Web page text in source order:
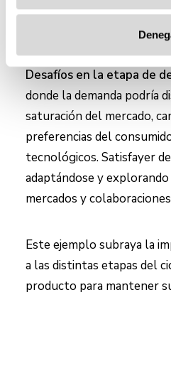
en la industria, pero
mantener su éxito y evitar
requiere continua
Desafíos en la etapa de
donde la demanda podría
saturación del mercado,
preferencias del
tecnológicos. Satisfayer
adaptándose y
mercados y
Este ejemplo subraya la
a las distintas etapas del
producto para mantener